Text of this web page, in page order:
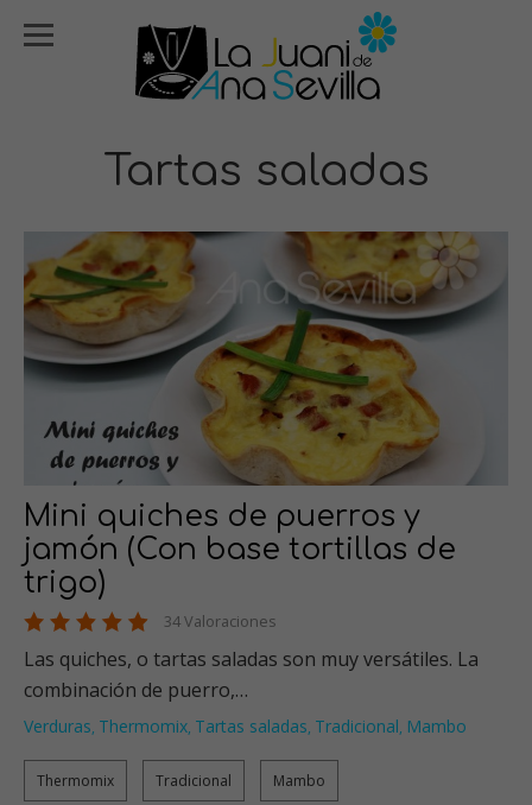
Tartas saladas
Mini quiches de puerros y
jamón (Con base tortillas de
trigo)
34 Valoraciones
Las quiches, o tartas saladas son muy versátiles. La
combinación de puerro,…
Verduras, Thermomix, Tartas saladas, Tradicional, Mambo
Thermomix Tradicional Mambo